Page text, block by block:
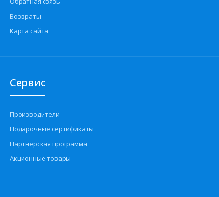
Возвраты
Карта сайта
Сервис
Производители
Подарочные сертификаты
Партнерская программа
Акционные товары